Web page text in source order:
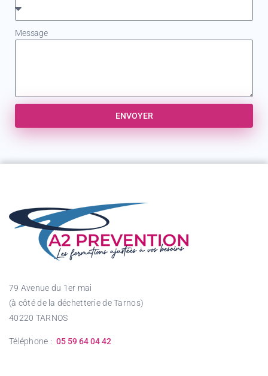
Message
ENVOYER
79 Avenue du 1er mai
(à côté de la déchetterie de Tarnos)
40220 TARNOS
Téléphone : 05 59 64 04 42